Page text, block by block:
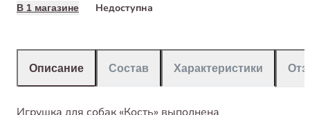
В 1 магазине
Недоступна
Описание Состав Характеристики
Игрушка для собак «Кость» выполнена